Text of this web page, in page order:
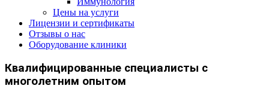
Цены на услуги
Лицензии и сертификаты
Отзывы о нас
Оборудование клиники
Квалифицированные специалисты с
многолетним опытом